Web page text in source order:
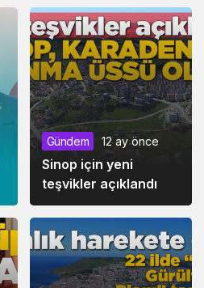
Gündem 12 ay önce
Sinop için yeni
teşvikler açıklandı